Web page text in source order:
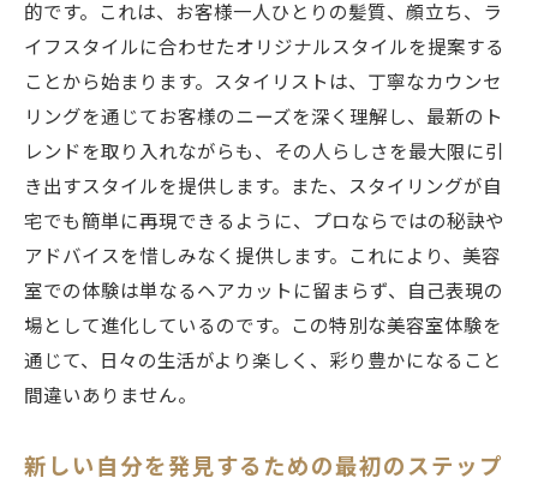
スタイリストとの共同作業で生まれる新し
い自分
江古田のプロスタイリストがもたらす変化
スタイルチェンジで新しい自分を発見
スタイリストと創る未来のスタイル
江古田の美容室で心身ともにリフレッシュする
方法
美容室が提供する心のリフレッシュ
江古田で体験する究極のリラクゼーション
心身を癒す特別な美容室体験
江古田の美容室でストレス解消
的です。これは、お客様一人ひとりの髪質、顔立ち、ラ
イフスタイルに合わせたオリジナルスタイルを提案する
ことから始まります。スタイリストは、丁寧なカウンセ
リングを通じてお客様のニーズを深く理解し、最新のト
レンドを取り入れながらも、その人らしさを最大限に引
き出すスタイルを提供します。また、スタイリングが自
宅でも簡単に再現できるように、プロならではの秘訣や
アドバイスを惜しみなく提供します。これにより、美容
室での体験は単なるヘアカットに留まらず、自己表現の
場として進化しているのです。この特別な美容室体験を
通じて、日々の生活がより楽しく、彩り豊かになること
間違いありません。
新しい自分を発見するための最初のステップ